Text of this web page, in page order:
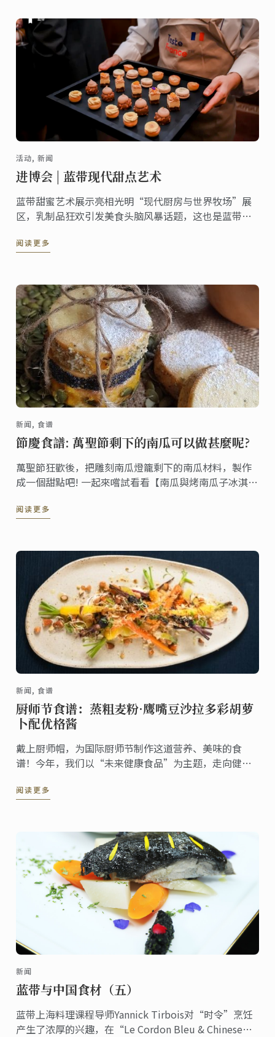
活动, 新闻
进博会 | 蓝带现代甜点艺术
蓝带甜蜜艺术展示亮相光明“现代厨房与世界牧场”展
区，乳制品狂欢引发美食头脑风暴话题，这也是蓝带连
阅读更多
新闻, 食谱
節慶食譜: 萬聖節剩下的南瓜可以做甚麼呢?
萬聖節狂歡後，把雕刻南瓜燈籠剩下的南瓜材料，製作
成一個甜點吧! 一起來嚐試看看【南瓜與烤南瓜子冰淇淋
阅读更多
新闻, 食谱
厨师节食谱：蒸粗麦粉·鹰嘴豆沙拉多彩胡萝
卜配优格酱
戴上厨师帽，为国际厨师节制作这道营养、美味的食
谱！今年，我们以“未来健康食品”为主题，走向健康
阅读更多
新闻
蓝带与中国食材（五）
蓝带上海料理课程导师Yannick Tirbois对“时令”烹饪
产生了浓厚的兴趣，在“Le Cordon Bleu & Chinese